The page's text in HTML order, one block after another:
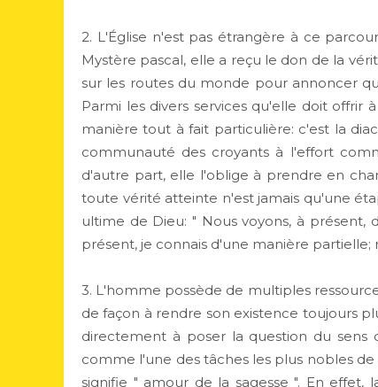
2. L'Église n'est pas étrangère à ce
Mystère pascal, elle a reçu le don de la
sur les routes du monde pour annoncer
Parmi les divers services qu'elle doit offrir
manière tout à fait particulière: c'est la
communauté des croyants à l'effort
d'autre part, elle l'oblige à prendre en
toute vérité atteinte n'est jamais qu'une
ultime de Dieu: " Nous voyons, à présent,
présent, je connais d'une manière partielle;
3. L'homme possède de multiples
de façon à rendre son existence toujours
directement à poser la question du
comme l'une des tâches les plus nobles
signifie " amour de la sagesse ". En